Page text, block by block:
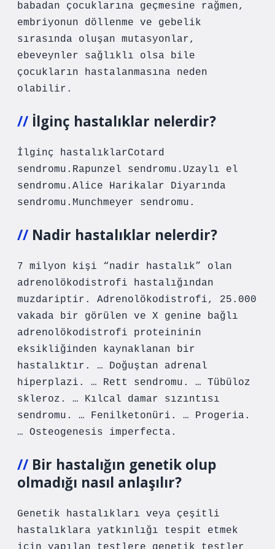
babadan çocuklarına geçmesine rağmen,
embriyonun döllenme ve gebelik
sırasında oluşan mutasyonlar,
ebeveynler sağlıklı olsa bile
çocukların hastalanmasına neden
olabilir.
İlginç hastalıklar nelerdir?
İlginç hastalıklarCotard
sendromu.Rapunzel sendromu.Uzaylı el
sendromu.Alice Harikalar Diyarında
sendromu.Munchmeyer sendromu.
Nadir hastalıklar nelerdir?
7 milyon kişi “nadir hastalık” olan
adrenolökodistrofi hastalığından
muzdariptir. Adrenolökodistrofi, 25.000
vakada bir görülen ve X genine bağlı
adrenolökodistrofi proteininin
eksikliğinden kaynaklanan bir
hastalıktır. … Doğuştan adrenal
hiperplazi. … Rett sendromu. … Tübüloz
skleroz. … Kılcal damar sızıntısı
sendromu. … Fenilketonüri. … Progeria.
… Osteogenesis imperfecta.
Bir hastalığın genetik olup
olmadığı nasıl anlaşılır?
Genetik hastalıkları veya çeşitli
hastalıklara yatkınlığı tespit etmek